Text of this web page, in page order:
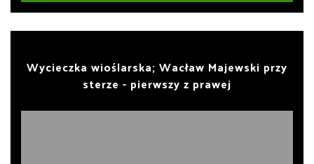
Wycieczka wioślarska; Wacław Majewski przy
sterze - pierwszy z prawej